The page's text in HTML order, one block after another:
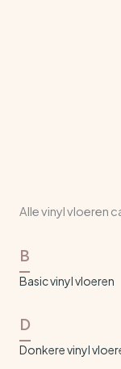
Alle vinyl vloeren
B
Basic vinyl vloeren
D
Donkere vinyl